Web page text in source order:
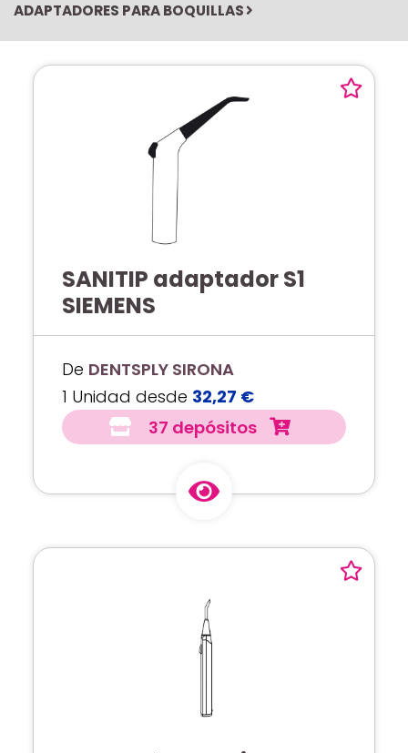
ADAPTADORES PARA BOQUILLAS
SANITIP adaptador S1
SIEMENS
De DENTSPLY SIRONA
1 Unidad desde 32,27 €
37 depósitos